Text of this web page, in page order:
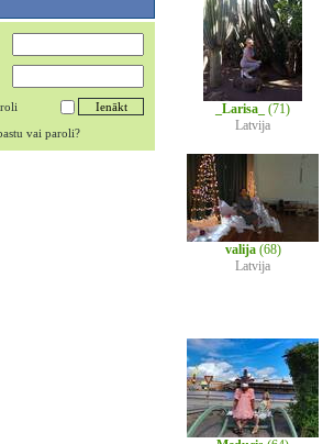
vai paroli?
_Larisa_
(71)
Latvija
valija(68)
Latvija